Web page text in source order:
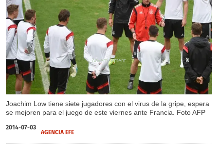
Joachim Low tiene siete jugadores con el virus de la gripe, espera
se mejoren para el juego de este viernes ante Francia. Foto AFP
X
2014-07-03
AGENCIA EFE